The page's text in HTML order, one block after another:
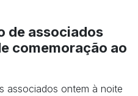
de associados
comemoração ao
associados ontem à noite